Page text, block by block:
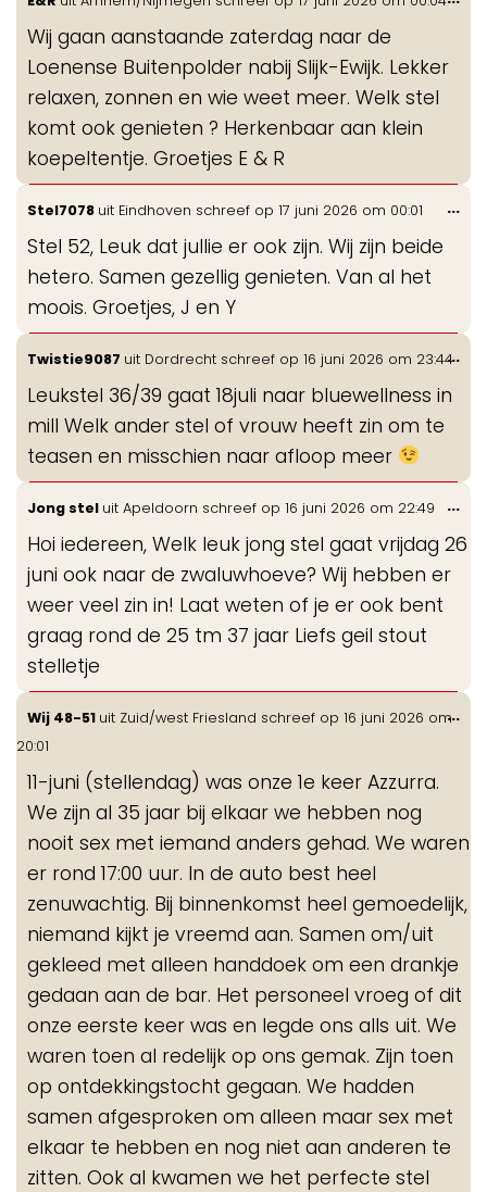
Wij gaan aanstaande zaterdag naar de
Loenense Buitenpolder nabij Slijk-Ewijk. Lekker
relaxen, zonnen en wie weet meer. Welk stel
komt ook genieten ? Herkenbaar aan klein
koepeltentje. Groetjes E & R
Stel7078 uit Eindhoven schreef op 17 juni 2026 om 00:01
Stel 52, Leuk dat jullie er ook zijn. Wij zijn beide
hetero. Samen gezellig genieten. Van al het
moois. Groetjes, J en Y
...
Twistie9087 uit Dordrecht schreef op 16 juni 2026 om 23:44
Leukstel 36/39 gaat 18juli naar bluewellness in
mill Welk ander stel of vrouw heeft zin om te
teasen en misschien naar afloop meer
...
Jong stel uit Apeldoorn schreef op 16 juni 2026 om 22:49
Hoi iedereen, Welk leuk jong stel gaat vrijdag 26
juni ook naar de zwaluwhoeve? Wij hebben er
weer veel zin in! Laat weten of je er ook bent
graag rond de 25 tm 37 jaar Liefs geil stout
stelletje
...
Wij 48-51 uit Zuid/west Friesland schreef op 16 juni 2026 om
20:01
11-juni (stellendag) was onze 1e keer Azzurra.
We zijn al 35 jaar bij elkaar we hebben nog
nooit sex met iemand anders gehad. We waren
er rond 17:00 uur. In de auto best heel
zenuwachtig. Bij binnenkomst heel gemoedelijk,
niemand kijkt je vreemd aan. Samen om/uit
gekleed met alleen handdoek om een drankje
gedaan aan de bar. Het personeel vroeg of dit
onze eerste keer was en legde ons alls uit. We
waren toen al redelijk op ons gemak. Zijn toen
op ontdekkingstocht gegaan. We hadden
samen afgesproken om alleen maar sex met
elkaar te hebben en nog niet aan anderen te
zitten. Ook al kwamen we het perfecte stel
...